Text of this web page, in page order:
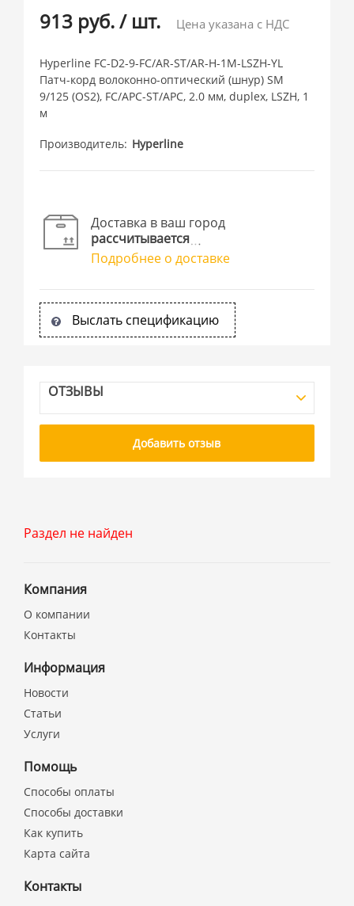
913 руб./ шт. Цена указана с НДС
Hyperline FC-D2-9-FC/AR-ST/AR-H-1M-LSZH-YL
Патч-корд волоконно-оптический (шнур) SM
9/125 (OS2), FC/APC-ST/APC, 2.0 мм, duplex, LSZH, 1
м
Производитель Hyperline
Доставка в ваш город
рассчитывается
Подробнее о доставке
Выслать спецификацию
ОТЗЫВЫ
Добавить отзыв
Раздел не найден
Компания
О компании
Контакты
Информация
Новости
Статьи
Услуги
Помощь
Способы оплаты
Способы доставки
Как купить
Карта сайта
Контакты